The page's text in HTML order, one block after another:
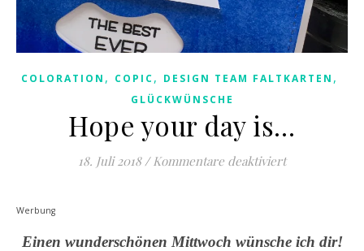
COLORATION , COPIC, DESIGN TEAM FALTKARTEN ,
GLÜCKWÜNSCHE
Hope your day is…
18. Juli 2018 / Kommentare deaktiviertfür Hope
Werbung
Einen wunderschönen Mittwoch wünsche ich dir!